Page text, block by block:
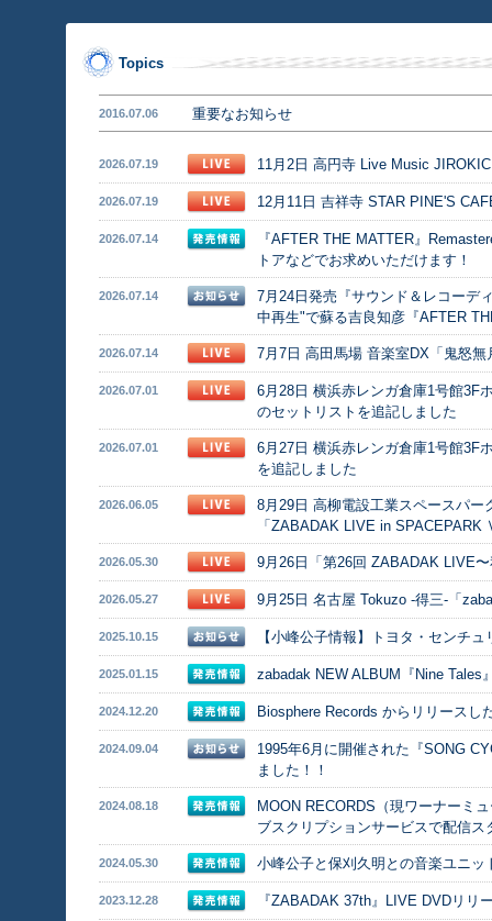
Topics
2016.07.06 重要なお知らせ
2026.07.19 11月2日 高円寺 Live Music
2026.07.19 12月11日 吉祥寺 STAR PINE'S
2026.07.14
『AFTER THE MATTER』
トアなどでお求めいただけます！
2026.07.14
7月24日発売『サウンド＆レコーデ
中再生"で蘇る吉良知彦『AFTER
2026.07.14 7月7日 高田馬場 音楽室DX「鬼怒
2026.07.01
6月28日 横浜赤レンガ倉庫1号館3F
のセットリストを追記しました
2026.07.01
6月27日 横浜赤レンガ倉庫1号館3F
を追記しました
2026.06.05
8月29日 高柳電設工業スペースパ
「ZABADAK LIVE in
2026.05.30 9月26日「第26回 ZABADAK LIVE
2026.05.27 9月25日 名古屋 Tokuzo -得三-「
2025.10.15 【小峰公子情報】トヨタ・センチ
2025.01.15 zabadak NEW ALBUM『Nine Tales
2024.12.20 Biosphere Records からリリースし
2024.09.04
1995年6月に開催された『SONG
ました！！
2024.08.18
MOON RECORDS（現ワーナーミ
ブスクリプションサービスで配信ス
2024.05.30 小峰公子と保刈久明との音楽ユニ
2023.12.28 『ZABADAK 37th』LIVE DVDリリ